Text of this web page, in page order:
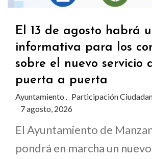
El 13 de agosto habrá
informativa para los
sobre el nuevo servicio
puerta a puerta
Ayuntamiento , Participación
7 agosto, 2026
El Ayuntamiento de
pondrá en marcha un